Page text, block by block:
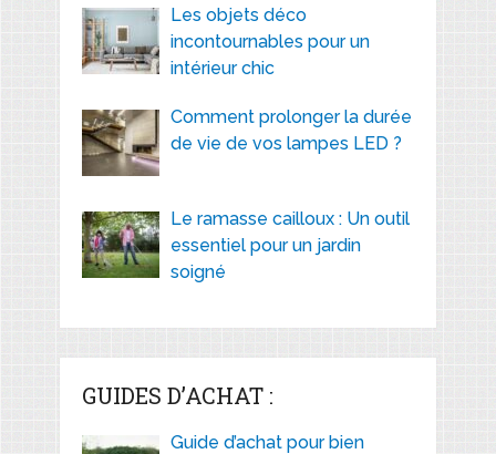
Les objets déco
incontournables pour un
intérieur chic
Comment prolonger la durée
de vie de vos lampes LED ?
Le ramasse cailloux : Un outil
essentiel pour un jardin
soigné
GUIDES D’ACHAT :
Guide d’achat pour bien